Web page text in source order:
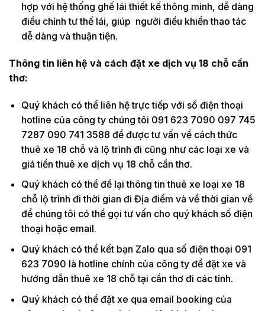
hợp với hệ thống ghế lái thiết kế thông minh, dễ dàng
điều chỉnh tư thế lái, giúp người điều khiển thao tác
dễ dàng và thuận tiện.
Thông tin liên hệ và cách đặt xe dịch vụ 18 chỗ cần
thơ:
Quý khách có thể liên hệ trực tiếp với số điện thoại
hotline của công ty chúng tôi 091 623 7090 097 745
7287 090 741 3588 để được tư vấn về cách thức
thuê xe 18 chỗ và lộ trình đi cũng như các loại xe và
giá tiền thuê xe dịch vụ 18 chỗ cần thơ.
Quý khách có thể để lại thông tin thuê xe loại xe 18
chỗ lộ trình đi thời gian đi Địa điểm và về thời gian về
để chúng tôi có thể gọi tư vấn cho quý khách số điện
thoại hoặc email.
Quý khách có thể kết bạn Zalo qua số điện thoại 091
623 7090 là hotline chính của công ty để đặt xe và
hướng dẫn thuê xe 18 chỗ tại cần thơ đi các tỉnh.
Quý khách có thể đặt xe qua email booking của